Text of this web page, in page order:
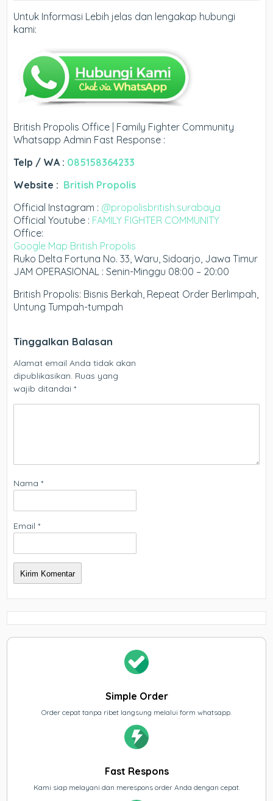
Untuk Informasi Lebih jelas dan lengakap hubungi
kami:
British Propolis Office | Family Fighter Community
Whatsapp Admin Fast Response :
Telp / WA : 085158364233
Website : British Propolis
Official Instagram : @propolisbritish.surabaya
Official Youtube : FAMILY FIGHTER COMMUNITY
Office:
Google Map British Propolis
Ruko Delta Fortuna No. 33, Waru, Sidoarjo, Jawa Timur
JAM OPERASIONAL : Senin-Minggu 08:00 – 20:00
British Propolis: Bisnis Berkah, Repeat Order Berlimpah,
Untung Tumpah-tumpah
Tinggalkan Balasan
Alamat email Anda tidak akan
dipublikasikan. Ruas yang
wajib ditandai*
Nama*
Email*
Simple Order
Order cepat tanpa ribet langsung melalui form whatsapp.
Fast Respons
Kami siap melayani dan merespons order Anda dengan cepat.